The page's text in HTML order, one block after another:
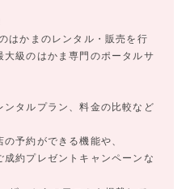
はかまのレンタル・販売を行
大級のはかま専門のポータルサ
タルプラン、料金の比較など
予約ができる機能や、
約プレゼントキャンペーンな